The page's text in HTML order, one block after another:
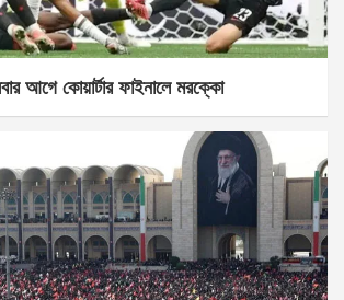
আগে কোয়ার্টার ফাইনালে মরক্কো